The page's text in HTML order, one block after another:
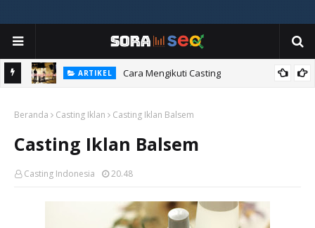
ARTIKEL Cara Mengikuti Casting
Beranda Casting Iklan Casting Iklan Balsem
Casting Iklan Balsem
Casting Indonesia 20.48